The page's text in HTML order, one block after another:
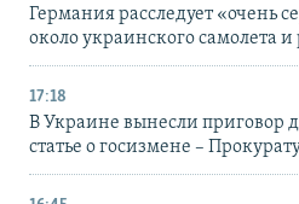
Германия расследует «очень
около украинского самолета
17:18
В Украине вынесли приговор
статье о госизмене –